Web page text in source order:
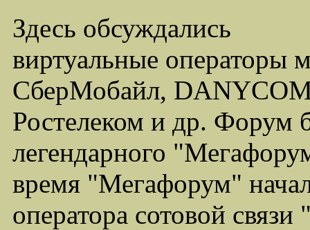
Здесь обсуждались
виртуальные операторы
СберМобайл,
Ростелеком и др. Форум
легендарного
время "Мегафорум"
оператора сотовой